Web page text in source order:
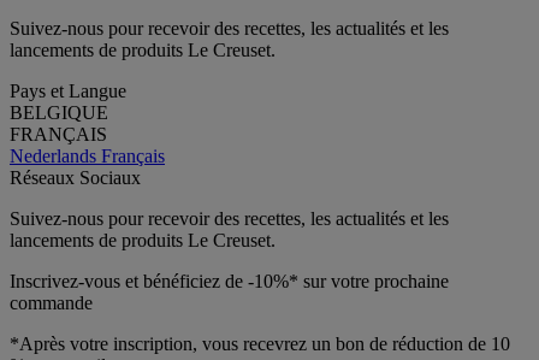
Suivez-nous pour recevoir des recettes, les actualités et les
lancements de produits Le Creuset.
Pays et Langue
BELGIQUE
FRANÇAIS
Nederlands Français
Réseaux Sociaux
Suivez-nous pour recevoir des recettes, les actualités et les
lancements de produits Le Creuset.
Inscrivez-vous et bénéficiez de -10%* sur votre prochaine
commande
*Après votre inscription, vous recevrez un bon de réduction de 10